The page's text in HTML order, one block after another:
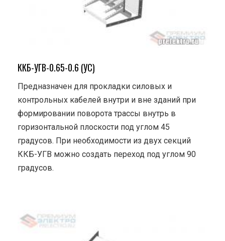
ККБ-УГВ-0.65-0.6 (УС)
Предназначен для прокладки силовых и
контрольных кабелей внутри и вне зданий при
формировании поворота трассы внутрь в
горизонтальной плоскости под углом 45
градусов. При необходимости из двух секций
ККБ-УГВ можно создать переход под углом 90
градусов.